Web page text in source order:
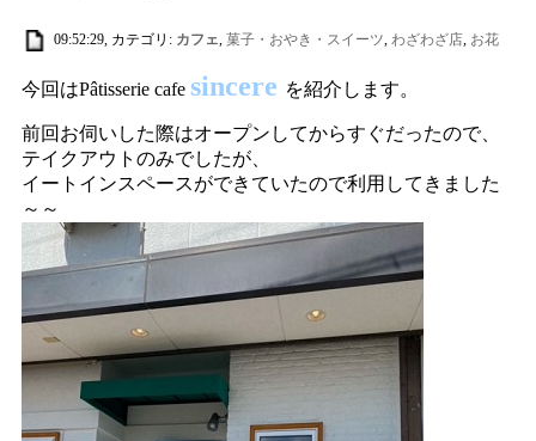
09:52:29, カテゴリ: カフェ ,菓子・おやき・スイーツ わざわざ店 お花
今回はPâtisserie cafesincere を紹介します。
前回お伺いした際はオープンしてからすぐだったので、
テイクアウトのみでしたが、
イートインスペースができていたので利用してきました
～～